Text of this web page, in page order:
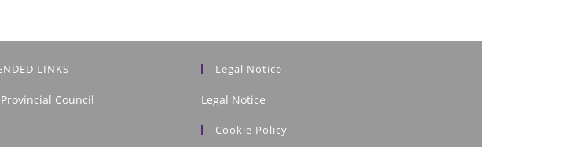
LINKS
Council
Legal Notice
Legal Notice
Cookie Policy